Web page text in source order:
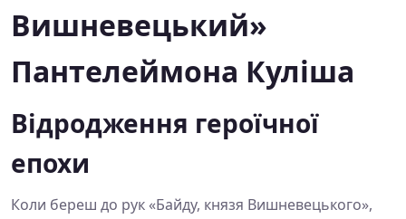
Вишневецький»
Пантелеймона Куліша
Відродження героїчної
епохи
Коли береш до рук «Байду, князя Вишневецького»,